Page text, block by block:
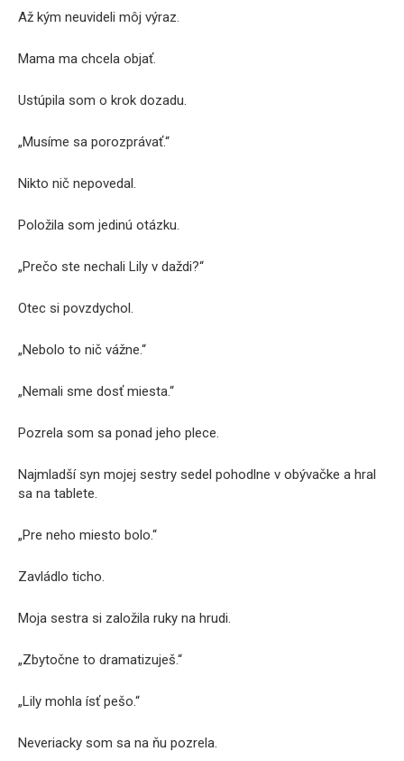
Až kým neuvideli môj výraz.
Mama ma chcela objať.
Ustúpila som o krok dozadu.
„Musíme sa porozprávať.“
Nikto nič nepovedal.
Položila som jedinú otázku.
„Prečo ste nechali Lily v daždi?“
Otec si povzdychol.
„Nebolo to nič vážne.“
„Nemali sme dosť miesta.“
Pozrela som sa ponad jeho plece.
Najmladší syn mojej sestry sedel pohodlne v obývačke a hral
sa na tablete.
„Pre neho miesto bolo.“
Zavládlo ticho.
Moja sestra si založila ruky na hrudi.
„Zbytočne to dramatizuješ.“
„Lily mohla ísť pešo.“
Neveriacky som sa na ňu pozrela.